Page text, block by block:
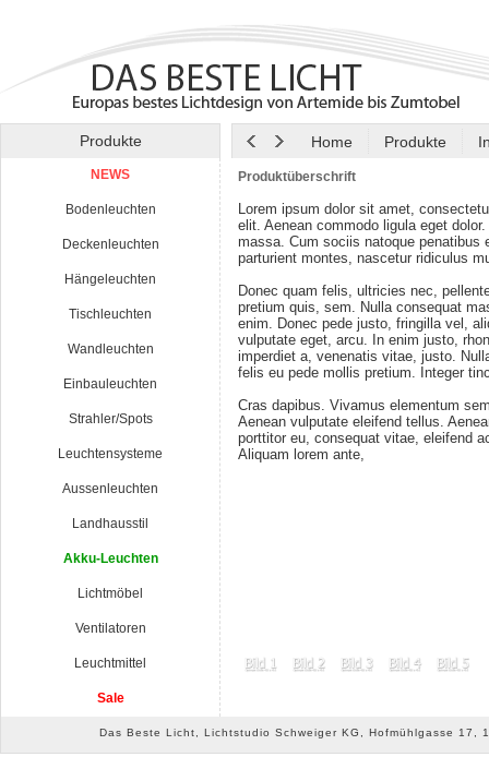
Produkte Home Produkte
NEWS
Bodenleuchten
Deckenleuchten
Hängeleuchten
Tischleuchten
Wandleuchten
Einbauleuchten
Strahler/Spots
Leuchtensysteme
Aussenleuchten
Landhausstil
Akku-Leuchten
Lichtmöbel
Ventilatoren
Leuchtmittel
Sale
Produktüberschrift
Lorem ipsum dolor sit amet,
elit. Aenean commodo ligula eget dolor.
massa. Cum sociis natoque penatibus
parturient montes, nascetur ridiculus
Donec quam felis, ultricies nec,
pretium quis, sem. Nulla consequat
enim. Donec pede justo, fringilla vel,
vulputate eget, arcu. In enim justo,
imperdiet a, venenatis vitae, justo.
felis eu pede mollis pretium. Integer
Cras dapibus. Vivamus elementum
Aenean vulputate eleifend tellus.
porttitor eu, consequat vitae, eleifend
Aliquam lorem ante,
Das Beste Licht, Lichtstudio Schweiger KG, Hofmühlgasse